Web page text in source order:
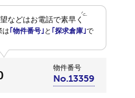
などはお電話で素早く
は ｢物件番号｣ と ｢探求倉庫｣で
物件番号
No.13359